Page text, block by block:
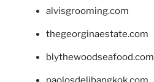
alvisgrooming.com
thegeorginaestate.com
blythewoodseafood.com